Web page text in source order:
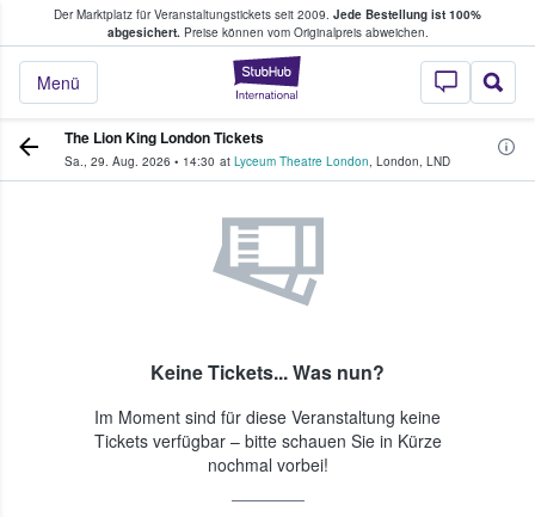
Der Marktplatz für Veranstaltungstickets seit 2009. Jede Bestellung ist 100%
abgesichert.Preise können vom Originalpreis abweichen.
StubHub - Wo
Menü
Tickets kaufen & verkaufen
The Lion King London Tickets
Sa., 29. Aug. 2026 • 14:30 at Lyceum Theatre London, London, LND
Keine Tickets... Was nun?
Im Moment sind für diese Veranstaltung keine
Tickets verfügbar – bitte schauen Sie in Kürze
nochmal vorbei!